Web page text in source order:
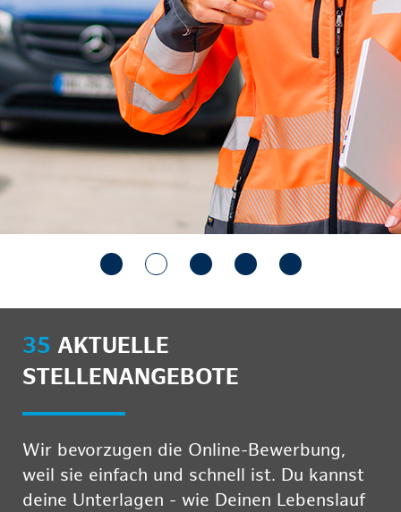
35 AKTUELLE
STELLENANGEBOTE
Wir bevorzugen die Online-Bewerbung,
weil sie einfach und schnell ist. Du kannst
deine Unterlagen - wie Deinen Lebenslauf